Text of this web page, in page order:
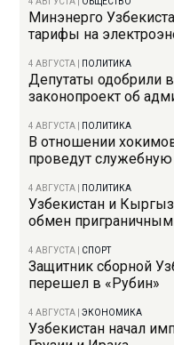
Минэнерго
тарифы на
4 АВГУСТА ПОЛИТИКА
Депутаты одобрили
законопроект об
4 АВГУСТА ПОЛИТИКА
В отношении
проведут
4 АВГУСТА ПОЛИТИКА
Узбекистан и
обмен
4 АВГУСТА СПОРТ
Защитник сборной
перешел в «Рубин»
4 АВГУСТА |ЭКОНОМИКА
Узбекистан начал